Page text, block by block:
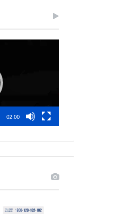
02:00